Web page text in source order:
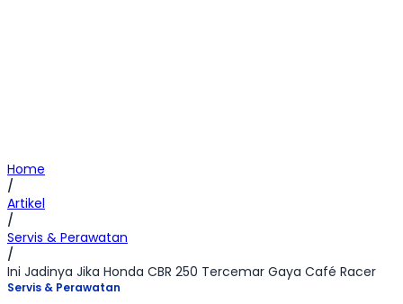
Home
/
Artikel
/
Servis & Perawatan
/
Ini Jadinya Jika Honda CBR 250 Tercemar Gaya Café Racer
Servis & Perawatan